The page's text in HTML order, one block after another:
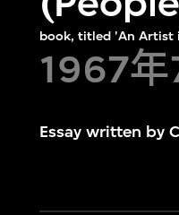
book, titled 'An Artist
1967年
Essay written by